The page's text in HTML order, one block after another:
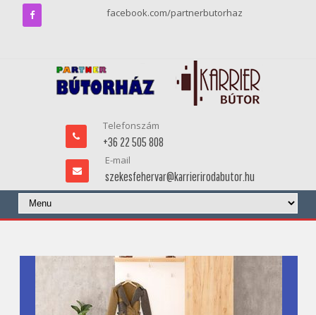
facebook.com/partnerbutorhaz
Telefonszám
+36 22 505 808
E-mail
szekesfehervar@karrierirodabutor.hu